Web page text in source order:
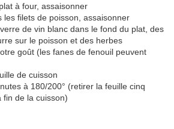
à four, assaisonner
les filets de poisson, assaisonner
de vin blanc dans le fond du plat, des
sur le poisson et des herbes
goût (les fanes de fenouil peuvent
de cuisson
à 180/200° (retirer la feuille cinq
fin de la cuisson)